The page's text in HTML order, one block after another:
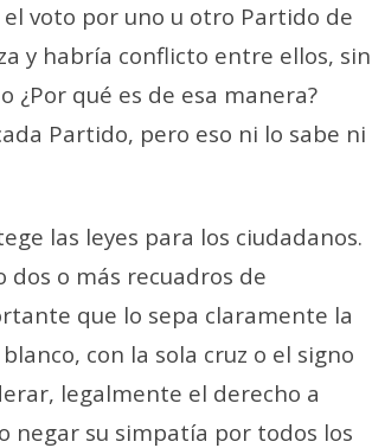
voto por uno u otro Partido de
y habría conflicto entre ellos, sin
¿Por qué es de esa manera?
Partido, pero eso ni lo sabe ni
las leyes para los ciudadanos.
dos o más recuadros de
que lo sepa claramente la
con la sola cruz o el signo
legalmente el derecho a
negar su simpatía por todos los